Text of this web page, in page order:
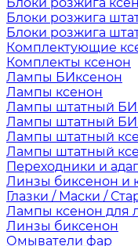
Блоки розжига
Блоки розжига
Комплектующие
Комплекты ксенон
Лампы БИксенон
Лампы ксенон
Лампы штатный
Лампы штатный
Лампы штатный
Лампы штатный
Переходники и
Линзы биксенон и
Глазки / Маски /
Лампы ксенон для
Линзы биксенон
Омыватели фар